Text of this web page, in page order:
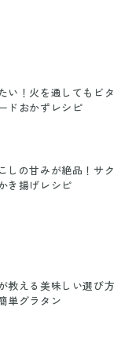
い！火を通してもビタ
ドおかずレシピ
しの甘みが絶品！サク
き揚げレシピ
教える美味しい選び方
単グラタン